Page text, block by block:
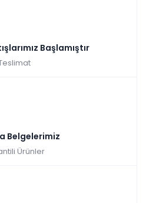
Başlamıştır
Belgelerimiz
Ürünler